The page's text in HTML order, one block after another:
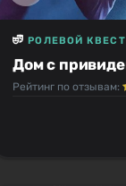
Дом с
РОЛЕВОЙ КВЕСТ
Рейтинг по отзывам: